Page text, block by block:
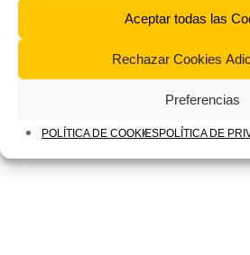
Aceptar todas las
Rechazar Cookies
Preferencias
POLÍTICA DE COOKIESPOLÍTICA DE